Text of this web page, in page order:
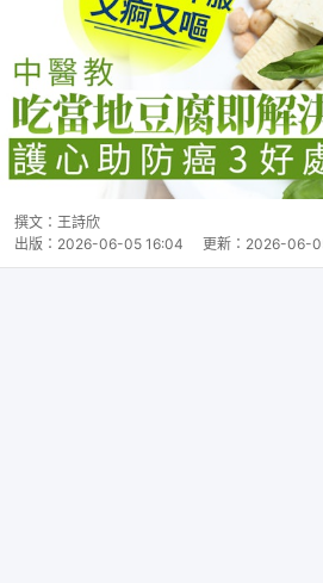
撰文： 王詩欣
出版： 2026-06-05 16:04 更新： 2026-06-